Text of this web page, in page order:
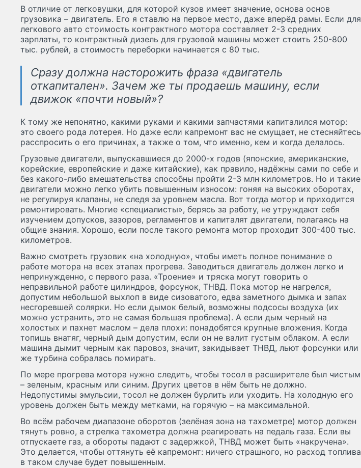
В отличие от легковушки, для которой кузов имеет значение, основа основ
грузовика – двигатель. Его я ставлю на первое место, даже вперёд рамы. Если для
легкового авто стоимость контрактного мотора составляет 2-3 средних
зарплаты, то контрактный дизель для грузовой машины может стоить 250-800
тыс. рублей, а стоимость переборки начинается с 80 тыс.
Сразу должна насторожить фраза «двигатель
откапитален». Зачем же ты продаешь машину, если
движок «почти новый»?
К тому же непонятно, какими руками и какими запчастями капиталился мотор:
это своего рода лотерея. Но даже если капремонт вас не смущает, не стесняйтесь
расспросить о его причинах, а также о том, что именно, кем и когда делалось.
Грузовые двигатели, выпускавшиеся до 2000-х годов (японские, американские,
корейские, европейские и даже китайские), как правило, надёжны сами по себе и
без какого-либо вмешательства способны пройти 2-3 млн километров. Но и такие
двигатели можно легко убить повышенным износом: гоняя на высоких оборотах,
не регулируя клапаны, не следя за уровнем масла. Вот тогда мотор и приходится
ремонтировать. Многие «специалисты», берясь за работу, не утруждают себя
изучением допусков, зазоров, регламентов и капиталят двигатели, полагаясь на
общие знания. Хорошо, если после такого ремонта мотор проходит 300-400 тыс.
километров.
Важно смотреть грузовик «на холодную», чтобы иметь полное понимание о
работе мотора на всех этапах прогрева. Заводиться двигатель должен легко и
непринужденно, с первого раза. «Троение» и тряска могут говорить о
неправильной работе цилиндров, форсунок, ТНВД. Пока мотор не нагрелся,
допустим небольшой выхлоп в виде сизоватого, едва заметного дымка и запах
несгоревшей солярки. Но если дымок белый, возможны подсосы воздуха (их
можно устранить, это не самая большая проблема). А если дым черный на
холостых и пахнет маслом – дела плохи: понадобятся крупные вложения. Когда
топишь внатяг, черный дым допустим, если он не валит густым облаком. А если
машина дымит черным как паровоз, значит, закидывает ТНВД, льют форсунки или
же турбина собралась помирать.
По мере прогрева мотора нужно следить, чтобы тосол в расширителе был чистым
– зеленым, красным или синим. Других цветов в нём быть не должно.
Недопустимы эмульсии, тосол не должен бурлить или уходить. На холодную его
уровень должен быть между метками, на горячую – на максимальной.
Во всём рабочем диапазоне оборотов (зелёная зона на тахометре) мотор должен
тянуть ровно, а стрелка тахометра должна реагировать на педаль газа. Если вы
отпускаете газ, а обороты падают с задержкой, ТНВД может быть «накручена».
Это делается, чтобы оттянуть её капремонт: ничего страшного, но расход топлива
в таком случае будет повышенным.